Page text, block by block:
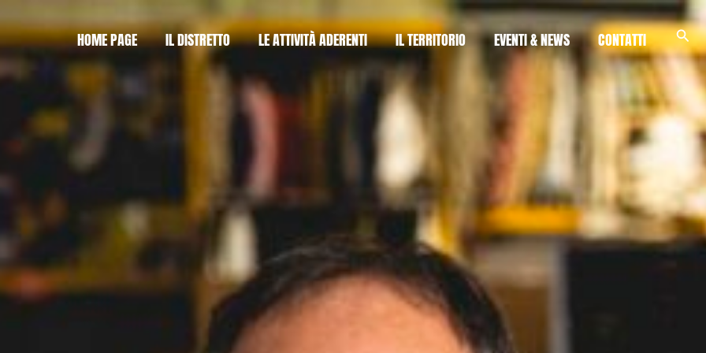
HOME PAGE IL DISTRETTO LE ATTIVITÀ ADERENTI IL TERRITORIO EVENTI & NEWS CONTATTI